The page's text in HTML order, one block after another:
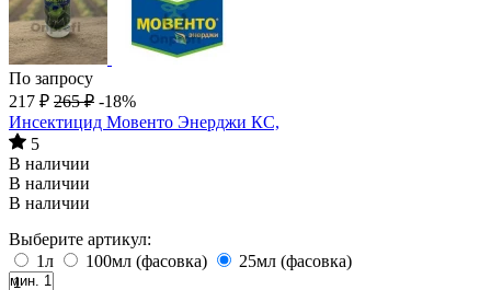
По запросу
217 ₽ 265 ₽ -18%
Инсектицид Мовенто Энерджи КС,
5
В наличии
В наличии
В наличии
Выберите артикул:
1л
100мл (фасовка) 25мл (фасовка)
мин. 1